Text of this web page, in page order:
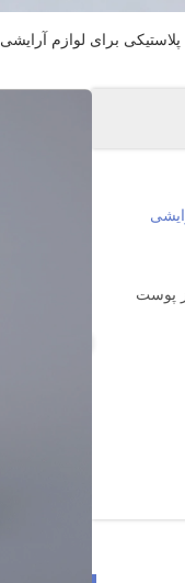
برای لوازم آرایشی
پوست